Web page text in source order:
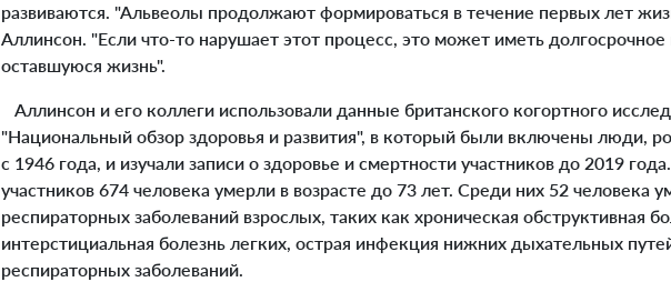
развиваются. "Альвеолы продолжают формироваться в течение первых лет
Аллинсон. "Если что-то нарушает этот процесс, это может иметь долгосрочное
оставшуюся жизнь".
Аллинсон и его коллеги использовали данные британского когортного
"Национальный обзор здоровья и развития", в который были включены люди,
с 1946 года, и изучали записи о здоровье и смертности участников до 2019
участников 674 человека умерли в возрасте до 73 лет. Среди них 52 человека
респираторных заболеваний взрослых, таких как хроническая обструктивная
интерстициальная болезнь легких, острая инфекция нижних дыхательных
респираторных заболеваний.